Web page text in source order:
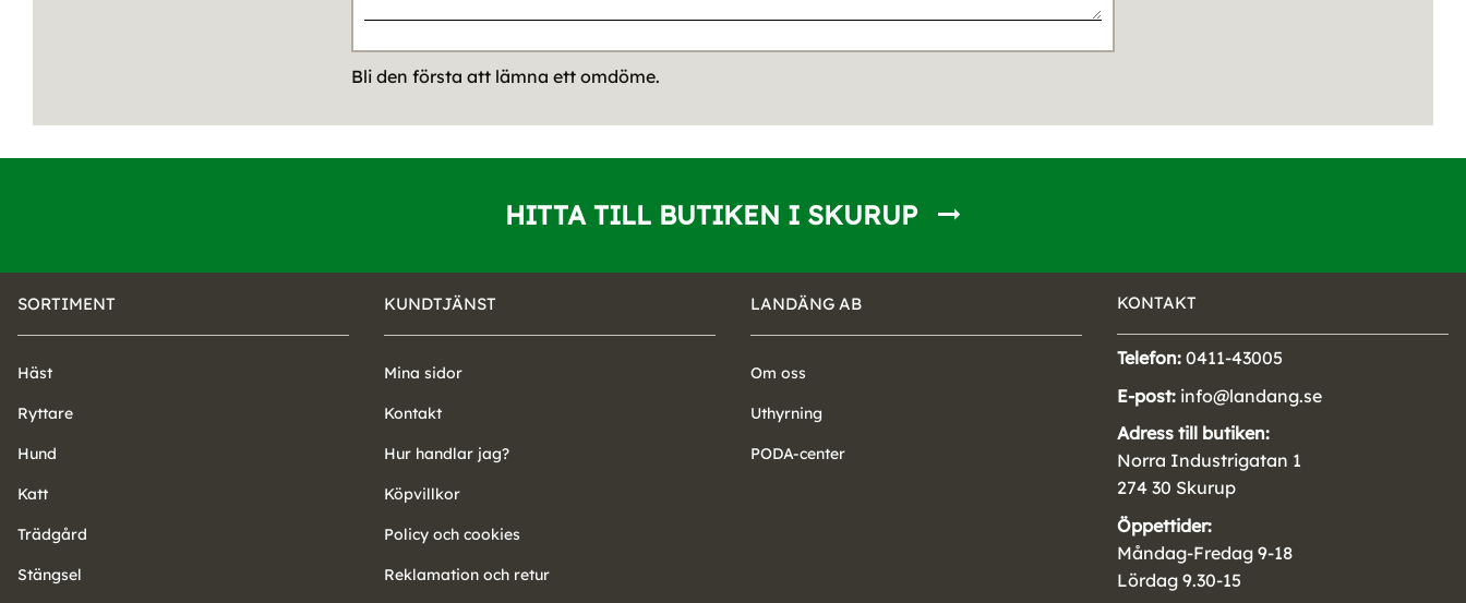
Bli den första att lämna ett omdöme.
HITTA TILL BUTIKEN I SKURUP
SORTIMENT
Häst
Ryttare
Hund
Katt
Trädgård
Stängsel
KUNDTJÄNST
Mina sidor
Kontakt
Hur handlar jag?
Köpvillkor
Policy och cookies
Reklamation och retur
LANDÄNG AB
Om oss
Uthyrning
PODA-center
KONTAKT
Telefon: 0411-43005
E-post: info@landang.se
Adress till butiken:
Norra Industrigatan 1
274 30 Skurup
Öppettider:
Måndag-Fredag 9-18
Lördag 9.30-15